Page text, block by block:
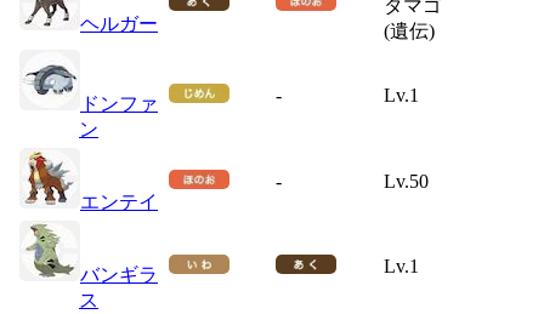
ヘルガー
タマゴ
(遺伝)
ドンファ
ン
- Lv.1
エンテイ
- Lv.50
バンギラ
ス
Lv.1